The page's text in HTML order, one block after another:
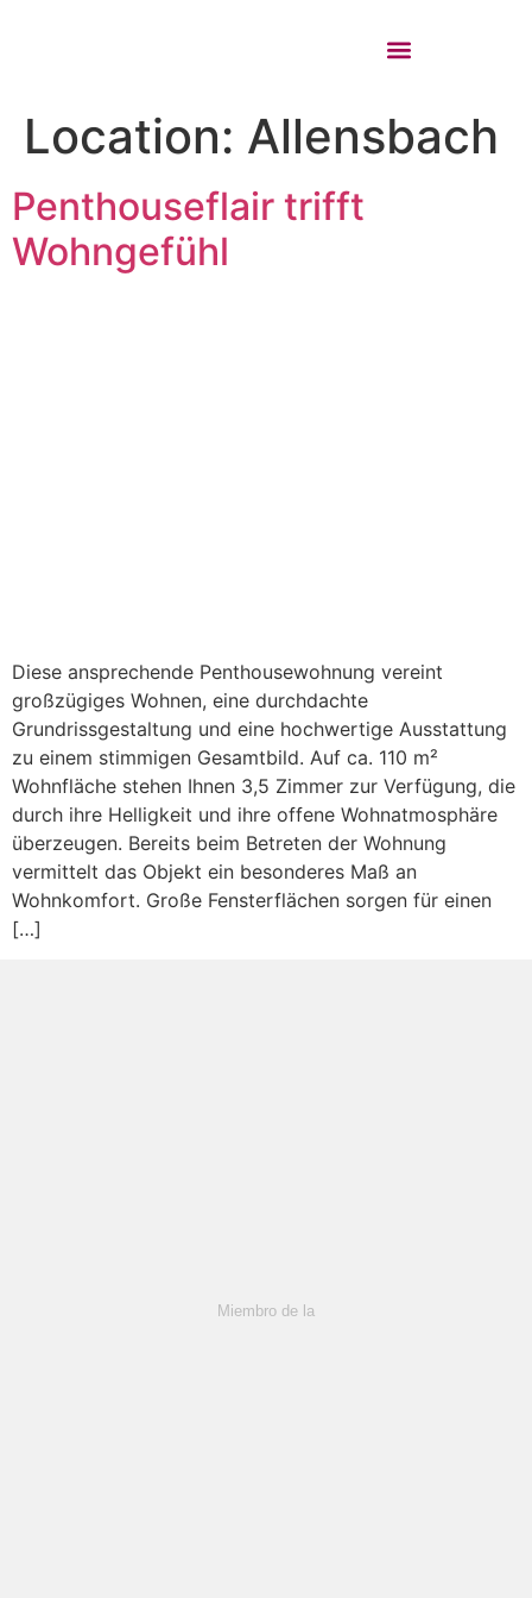
Location: Allensbach
Penthouseflair trifft
Wohngefühl
Diese ansprechende Penthousewohnung vereint
großzügiges Wohnen, eine durchdachte
Grundrissgestaltung und eine hochwertige Ausstattung
zu einem stimmigen Gesamtbild. Auf ca. 110 m²
Wohnfläche stehen Ihnen 3,5 Zimmer zur Verfügung, die
durch ihre Helligkeit und ihre offene Wohnatmosphäre
überzeugen. Bereits beim Betreten der Wohnung
vermittelt das Objekt ein besonderes Maß an
Wohnkomfort. Große Fensterflächen sorgen für einen
[…]
Miembro de la